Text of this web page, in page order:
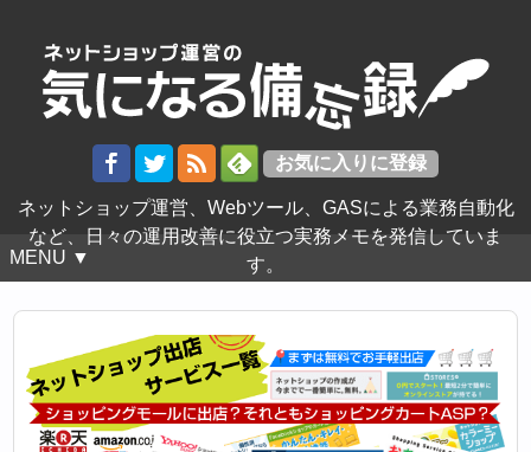
ネットショップ運営、Webツール、GASによる業務自動化
など、日々の運用改善に役立つ実務メモを発信していま
す。
MENU ▼